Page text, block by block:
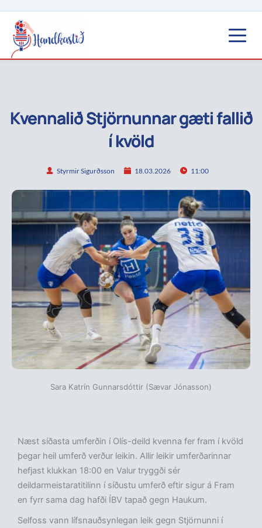
Kvennalið Stjörnunnar gæti fallið
í kvöld
Styrmir Sigurðsson 18.03.2026 11:00
Sara Katrín Gunnarsdóttir (Sævar Jónasson)
Næst síðasta umferðin í Olís-deild kvenna fer fram í kvöld
þegar heil umferð verður leikin. Allir leikir umferðarinnar
hefjast klukkan 18:00 en Valur tryggði sér
deildarmeistaratitilinn í síðustu umferð eftir sigur á Fram
en fyrr sama dag hafði ÍBV tapað gegn Haukum.
Selfoss vann lífsnauðsynlegan leik gegn Stjörnunni í